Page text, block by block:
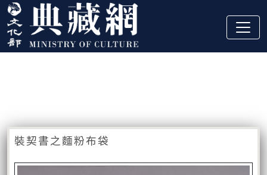
跳到主要內容
:::
裝契書之麵粉布袋